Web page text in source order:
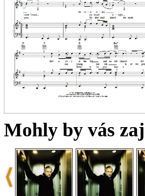
Mohly by vás